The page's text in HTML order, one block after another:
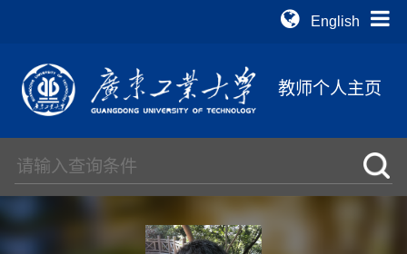
English
教师个人主页